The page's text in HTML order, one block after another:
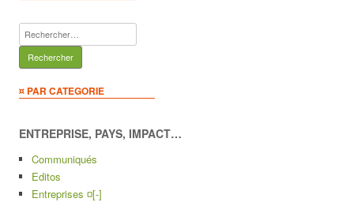
Rechercher :
¤ PAR CATEGORIE
ENTREPRISE, PAYS, IMPACT…
Communiqués
Editos
Entreprises ¤[-]